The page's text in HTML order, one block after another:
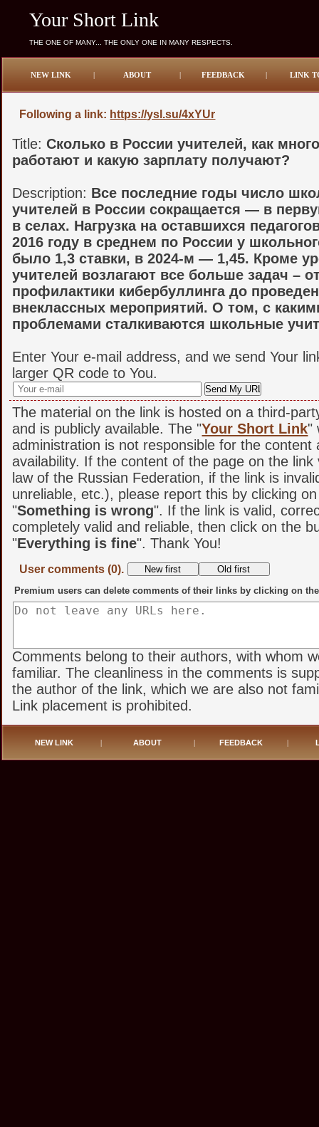
Your Short Link
THE ONE OF MANY... THE ONLY ONE IN MANY RESPECTS.
NEW LINK | ABOUT | FEEDBACK | LINK
Following a link: https://ysl.su/4xYUr
Title:Сколько в России учителей, как
работают и какую зарплату получают?
Description: Все последние годы число
учителей в России сокращается — в
в селах. Нагрузка на оставшихся
2016 году в среднем по России у
было 1,3 ставки, в 2024-м — 1,45. Кроме
учителей возлагают все больше задач –
профилактики кибербуллинга до
внеклассных мероприятий. О том, с
проблемами сталкиваются школьные
Enter Your e-mail address, and we send Your
larger QR code to You.
The material on the link is hosted on a third-
and is publicly available. The "Your Short Link"
administration is not responsible for the content
availability. If the content of the page on the link
law of the Russian Federation, if the link is
unreliable, etc.), please report this by clicking
"Something is wrong". If the link is valid,
completely valid and reliable, then click on the
"Everything is fine". Thank You!
User comments (0).
Premium users can delete comments of their links by clicking on
Comments belong to their authors, with whom
familiar. The cleanliness in the comments is
the author of the link, which we are also not
Link placement is prohibited.
NEW LINK ABOUT FEEDBACK